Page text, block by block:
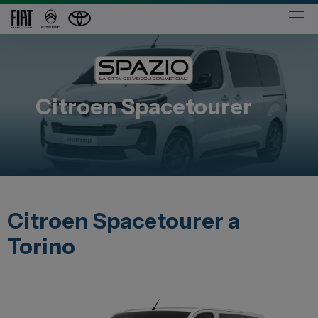
Abarth
Opel
Citroen
CitroenSpacetourer
Citroen Spacetourer a
Torino